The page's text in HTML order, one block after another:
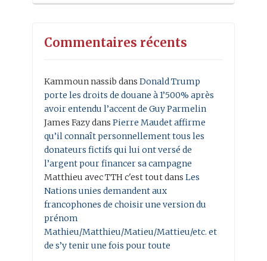
Commentaires récents
Kammoun nassib dans Donald Trump
porte les droits de douane à 1’500% après
avoir entendu l’accent de Guy Parmelin
James Fazydans Pierre Maudet affirme
qu’il connaît personnellement tous les
donateurs fictifs qui lui ont versé de
l’argent pour financer sa campagne
Matthieu avec TTH c'est toutdans Les
Nations unies demandent aux
francophones de choisir une version du
prénom
Mathieu/Matthieu/Matieu/Mattieu/etc. et
de s’y tenir une fois pour toute